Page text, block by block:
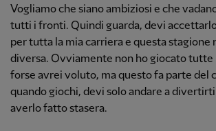
Vogliamo che siano ambiziosi e che
tutti i fronti. Quindi guarda, devi
per tutta la mia carriera e questa stagione
diversa. Ovviamente non ho giocato tutte
forse avrei voluto, ma questo fa parte del
quando giochi, devi solo andare a divertirti
averlo fatto stasera.